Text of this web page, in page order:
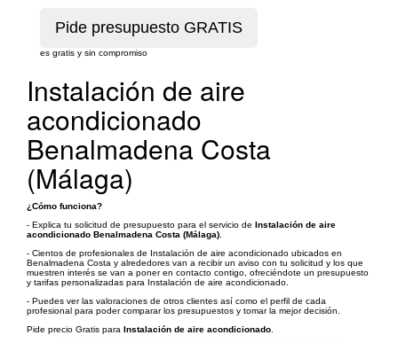
es gratis y sin compromiso
Instalación de aire
acondicionado
Benalmadena Costa
(Málaga)
¿Cómo funciona?
- Explica tu solicitud de presupuesto para el servicio de Instalación de aire
acondicionado Benalmadena Costa (Málaga)
- Cientos de profesionales de Instalación de aire acondicionado ubicados en
Benalmadena Costa y alrededores van a recibir un aviso con tu solicitud y los que
muestren interés se van a poner en contacto contigo, ofreciéndote un presupuesto
y tarifas personalizadas para Instalación de aire acondicionado.
- Puedes ver las valoraciones de otros clientes así como el perfil de cada
profesional para poder comparar los presupuestos y tomar la mejor decisión.
Pide precio Gratis para Instalación de aire acondicionado